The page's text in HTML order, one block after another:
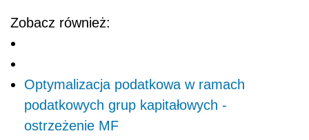
Zobacz również:
Optymalizacja podatkowa w ramach
podatkowych grup kapitałowych -
ostrzeżenie MF